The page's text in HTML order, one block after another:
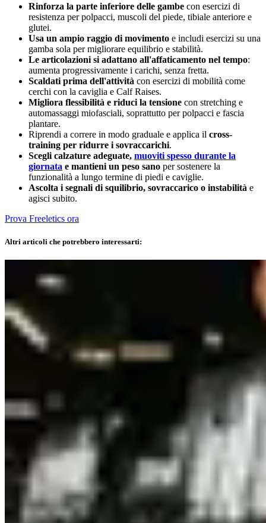
Rinforza la parte inferiore delle gambe con esercizi di
resistenza per polpacci, muscoli del piede, tibiale anteriore e
glutei.
Usa un ampio raggio di movimento e includi esercizi su una
gamba sola per migliorare equilibrio e stabilità.
Le articolazioni si adattano all'affaticamento nel tempo:
aumenta progressivamente i carichi, senza fretta.
Scaldati prima dell'attività con esercizi di mobilità come
cerchi con la caviglia e Calf Raises.
Migliora flessibilità e riduci la tensione con stretching e
automassaggi miofasciali, soprattutto per polpacci e fascia
plantare.
Riprendi a correre in modo graduale e applica il cross-
training per ridurre i sovraccarichi.
Scegli calzature adeguate, muoviti spesso durante la
giornata e mantieni un peso sano per sostenere la
funzionalità a lungo termine di piedi e caviglie.
Ascolta i segnali di squilibrio, sovraccarico o instabilità e
agisci subito.
Prova Freeletics ora
Altri articoli che potrebbero interessarti: